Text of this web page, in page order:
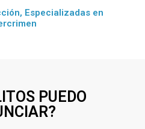
Especializadas en
PUEDO